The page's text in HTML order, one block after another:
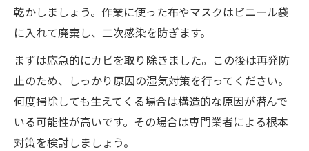
乾かしましょう。作業に使った布やマスクはビニール袋
に入れて廃棄し、二次感染を防ぎます。
まずは応急的にカビを取り除きました。この後は再発防
止のため、しっかり原因の湿気対策を行ってください。
何度掃除しても生えてくる場合は構造的な原因が潜んで
いる可能性が高いです。その場合は専門業者による根本
対策を検討しましょう。